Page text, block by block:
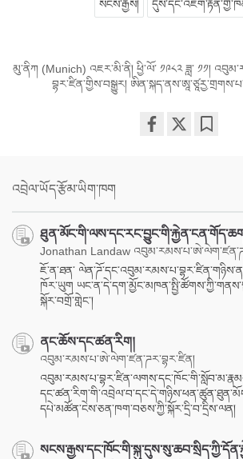
སངས་རྒྱས།
མུ་ནིཀ (Munich) འཇར་མི་ནི། ཕྱི་ལོ་ ༡༩༨༢ ཟླ་ ༡༡།
བྷར་ཛིན་གྱིས་བསྒྱུར།
འབྲེལ་ཡོད་རྩོམ་ཡིག་ཁག
Jonathan Landaw
ཇོ་ན་ཐན་
ཁོར་ཡུག
སྐོར་བགྲོ་གླེང་།
ནང་ཆོས་དང་ཚན་རིག།
འབུམ་རམས་པ་ཨེ་ལེག་ཛན་ཌར་བྷར་ཛིན།
དཔེ་མཚོན་ངེས་ཅན་ཁག་བཅས་ཀྱི་སྐོར་དྲི་བ་དྲིས་ལན།